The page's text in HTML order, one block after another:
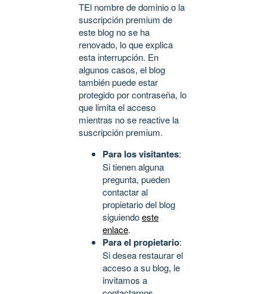
TEl nombre de dominio o la
suscripción premium de
este blog no se ha
renovado, lo que explica
esta interrupción. En
algunos casos, el blog
también puede estar
protegido por contraseña, lo
que limita el acceso
mientras no se reactive la
suscripción premium.
Para los visitantes:
Si tienen alguna
pregunta, pueden
contactar al
propietario del blog
siguiendoeste
enlace.
Para el propietario:
Si desea restaurar el
acceso a su blog, le
invitamos a